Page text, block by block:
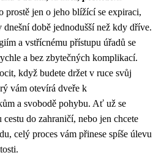
prostě jen o jeho blížící se expiraci,
dnešní době jednodušší než kdy dříve.
a vstřícnému přístupu úřadů se
a bez zbytečných komplikací.
když budete držet v ruce svůj
vám otevírá dveře k
a svobodě pohybu. Ať už se
do zahraničí, nebo jen chcete
celý proces vám přinese spíše úlevu